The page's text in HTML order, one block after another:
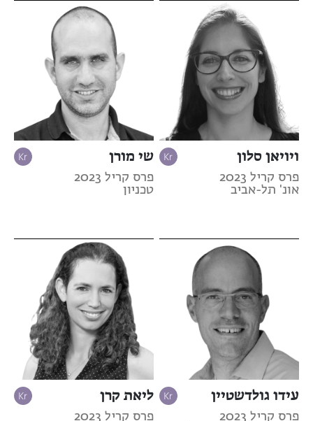
ויויאן סלון
פרס קריל 2023
אונ' תל-אביב
שי מורן
פרס קריל 2023
טכניון
עידו גולדשטיין
פרס קריל 2023
ליאת קרן
פרס קריל 2023